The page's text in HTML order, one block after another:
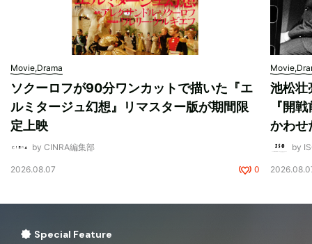
Movie,Drama
ソクーロフが90分ワンカットで描いた『エ
ルミタージュ幻想』リマスター版が期間限
定上映
by CINRA編集部
2026.08.07 0
池松壮
『開
かわせ
by
Special Feature